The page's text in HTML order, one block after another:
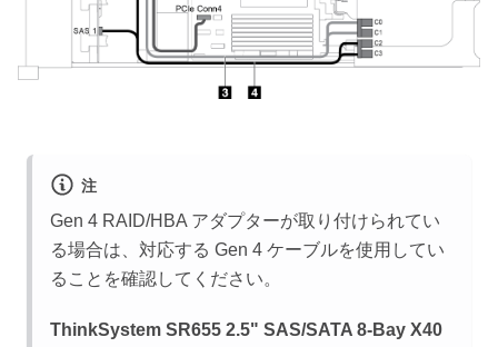
注
Gen 4 RAID/HBA アダプターが取り付けられてい
る場合は、対応する Gen 4 ケーブルを使用してい
ることを確認してください。
ThinkSystem SR655 2.5" SAS/SATA 8-Bay X40